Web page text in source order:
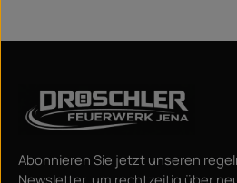
Abonnieren Sie jetzt unseren
Newsletter, um rechtzeitig über